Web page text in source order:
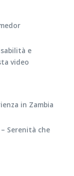
e
video
in Zambia
Serenità che